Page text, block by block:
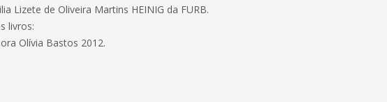
Lizete de Oliveira Martins HEINIG da FURB.
livros:
Olívia Bastos 2012.